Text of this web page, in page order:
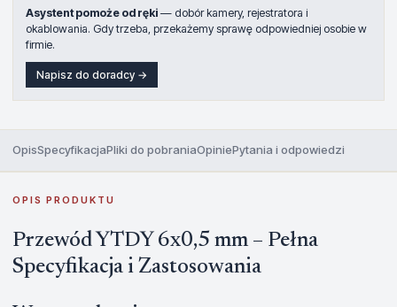
Asystent pomoże od ręki — dobór kamery, rejestratora i
okablowania. Gdy trzeba, przekażemy sprawę odpowiedniej osobie w
firmie.
Napisz do doradcy →
OpisSpecyfikacjaPliki do pobraniaOpiniePytania i odpowiedzi
OPIS PRODUKTU
Przewód YTDY 6x0,5 mm – Pełna
Specyfikacja i Zastosowania